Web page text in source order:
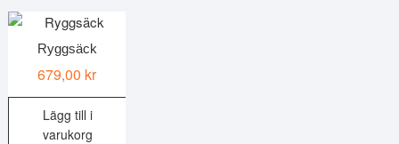
Ryggsäck
679,00 kr
Lägg till i
varukorg